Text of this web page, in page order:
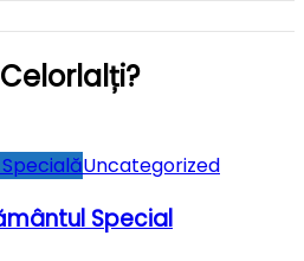
Uncategorized
Special